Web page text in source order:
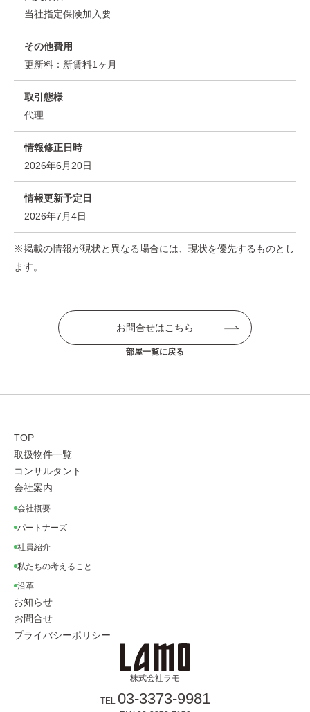
当社指定保険加入要
その他費用
更新料：新賃料1ヶ月
取引態様
代理
情報修正日時
2026年6月20日
情報更新予定日
2026年7月4日
※掲載の情報が現状と異なる場合には、現状を優先するものとし
ます。
お問合せはこちら
部屋⼀覧に戻る
株式会社ラモ
TEL 03-3373-9981
TOP
取扱物件一覧
コンサルタント
会社案内
会社概要
パートナーズ
社員紹介
私たちの考えること
沿革
お知らせ
お問合せ
プライバシーポリシー